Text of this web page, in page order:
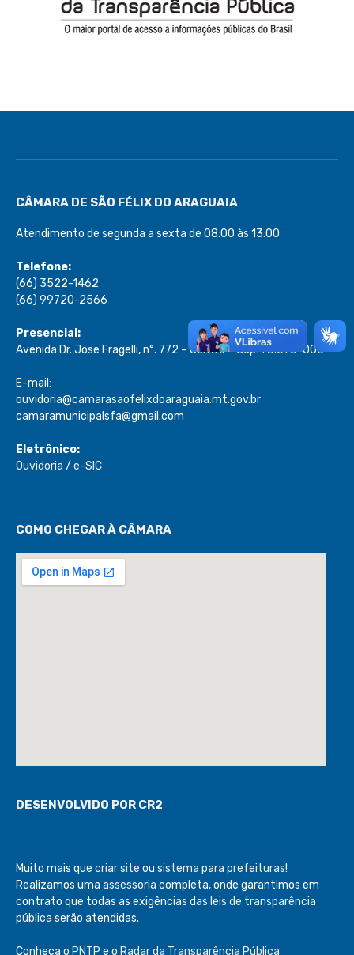
CÂMARA DE SÃO FÉLIX DO ARAGUAIA
Atendimento de segunda a sexta de 08:00 às 13:00
Telefone:
(66) 3522-1462
(66) 99720-2566
Presencial:
Avenida Dr. Jose Fragelli, n°. 772 – Centro – Cep: 78.670-000
E-mail:
ouvidoria@camarasaofelixdoaraguaia.mt.gov.br
camaramunicipalsfa@gmail.com
Eletrônico:
Ouvidoria / e-SIC
COMO CHEGAR À CÂMARA
DESENVOLVIDO POR CR2
Muito mais que criar site ou sistema para prefeituras!
Realizamos uma assessoria completa, onde garantimos em
contrato que todas as exigências das leis de transparência
pública serão atendidas.
Conheça o PNTP e o Radar da Transparência Pública